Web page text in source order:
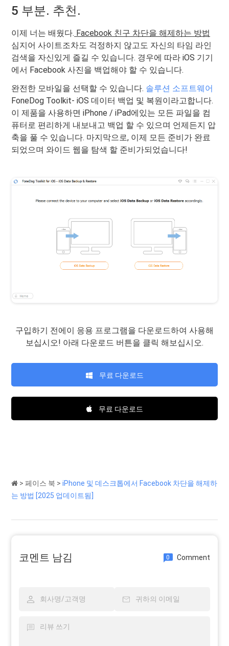
5 부분. 추천.
이제 너는 배웠다. Facebook 친구 차단을 해제하는 방법
심지어 사이트조차도 걱정하지 않고도 자신의 타임 라인
검색을 자신있게 즐길 수 있습니다. 경우에 따라 iOS 기기
에서 Facebook 사진을 백업해야 할 수 있습니다.
완전한 모바일을 선택할 수 있습니다. 솔루션 소프트웨어
FoneDog Toolkit- iOS 데이터 백업 및 복원이라고합니다.
이 제품을 사용하면 iPhone / iPad에있는 모든 파일을 컴
퓨터로 편리하게 내보내고 백업 할 수 있으며 언제든지 압
축을 풀 수 있습니다. 마지막으로, 이제 모든 준비가 완료
되었으며 와이드 웹을 탐색 할 준비가되었습니다!
구입하기 전에이 응용 프로그램을 다운로드하여 사용해
보십시오! 아래 다운로드 버튼을 클릭 해보십시오.
무료 다운로드
무료 다운로드
>페이스 북 >iPhone 및 데스크톱에서 Facebook 차단을 해제하
는 방법 [2025 업데이트됨]
코멘트 남김 0 Comment